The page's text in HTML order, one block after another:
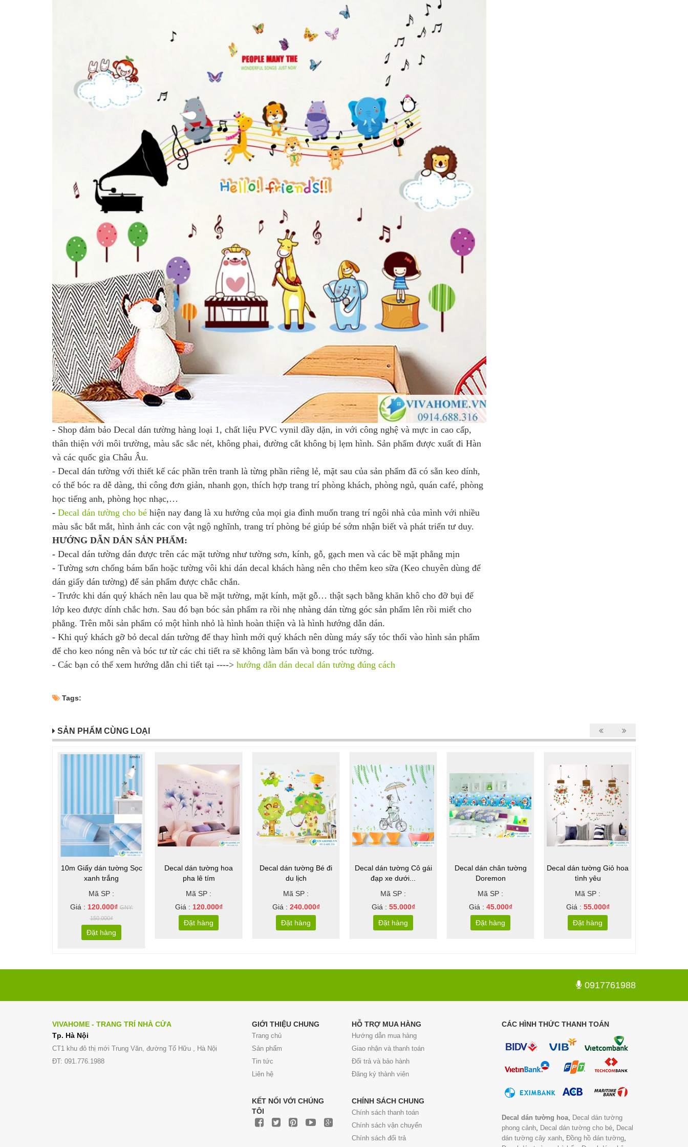
- Shop đảm bảo Decal dán tường hàng loại 1, chất liệu PVC vynil dầy dặn, in với công nghệ và mực in cao cấp,
thân thiện với môi trường, màu sắc sắc nét, không phai, đường cắt không bị lẹm hình. Sản phẩm được xuất đi Hàn
và các quốc gia Châu Âu.
- Decal dán tường với thiết kế các phần trên tranh là từng phần riêng lẻ, mặt sau của sản phẩm đã có sẵn keo dính,
có thể bóc ra dễ dàng, thi công đơn giản, nhanh gọn, thích hợp trang trí phòng khách, phòng ngủ, quán café, phòng
học tiếng anh, phòng học nhạc,…
- Decal dán tường cho bé hiện nay đang là xu hướng của mọi gia đình muốn trang trí ngôi nhà của mình với nhiều
màu sắc bắt mắt, hình ảnh các con vật ngộ nghĩnh, trang trí phòng bé giúp bé sớm nhận biết và phát triển tư duy.
HƯỚNG DẪN DÁN SẢN PHẨM:
- Decal dán tường dán được trên các mặt tường như tường sơn, kính, gỗ, gạch men và các bề mặt phẳng mịn
- Tường sơn chống bám bẩn hoặc tường vôi khi dán decal khách hàng nên cho thêm keo sữa (Keo chuyên dùng để
dán giấy dán tường) để sản phẩm được chắc chắn.
- Trước khi dán quý khách nên lau qua bề mặt tường, mặt kính, mặt gỗ… thật sạch bằng khăn khô cho đỡ bụi để
lớp keo được dính chắc hơn. Sau đó bạn bóc sản phẩm ra rồi nhẹ nhàng dán từng góc sản phẩm lên rồi miết cho
phẳng. Trên mỗi sản phẩm có một hình nhỏ là hình hoàn thiện và là hình hướng dẫn dán.
- Khi quý khách gỡ bỏ decal dán tường để thay hình mới quý khách nên dùng máy sấy tóc thổi vào hình sản phẩm
để cho keo nóng nên và bóc tư từ các chi tiết ra sẽ không làm bẩn và bong tróc tường.
- Các bạn có thể xem hướng dẫn chi tiết tại ----> hướng dẫn dán decal dán tường đúng cách
Tags:
SẢN PHẨM CÙNG LOẠI
10m Giấy dán tường Sọc
xanh trắng
Mã SP :
Giá : 120.000₫GNY:
150.000₫
Đặt hàng
Decal dán tường hoa
pha lê tím
Mã SP :
Giá : 120.000₫
Đặt hàng
Decal dán tường Bé đi
du lịch
Mã SP :
Giá : 240.000₫
Đặt hàng
Decal dán tường Cô gái
đạp xe dưới...
Mã SP :
Giá : 55.000₫
Đặt hàng
Decal dán chân tường
Doremon
Mã SP :
Giá : 45.000₫
Đặt hàng
Decal dán tường Giỏ hoa
tình yêu
Mã SP :
Giá : 55.000₫
Đặt hàng
0917761988
VIVAHOME - TRANG TRÍ NHÀ CỬA
Tp. Hà Nội
CT1 khu đô thị mới Trung Văn, đường Tố Hữu , Hà Nội
ĐT: 091.776.1988
GIỚI THIỆU CHUNG
Trang chủ
Sản phẩm
Tin tức
Liên hệ
KẾT NỐI VỚI CHÚNG
TÔI
HỖ TRỢ MUA HÀNG
Hướng dẫn mua hàng
Giao nhận và thanh toán
Đổi trả và bảo hành
Đăng ký thành viên
CHÍNH SÁCH CHUNG
Chính sách thanh toán
Chính sách vận chuyển
Chính sách đổi trả
CÁC HÌNH THỨC THANH TOÁN
Decal dán tường hoa, Decal dán tường
phong cảnh, Decal dán tường cho bé, Decal
dán tường cây xanh, Đồng hồ dán tường,